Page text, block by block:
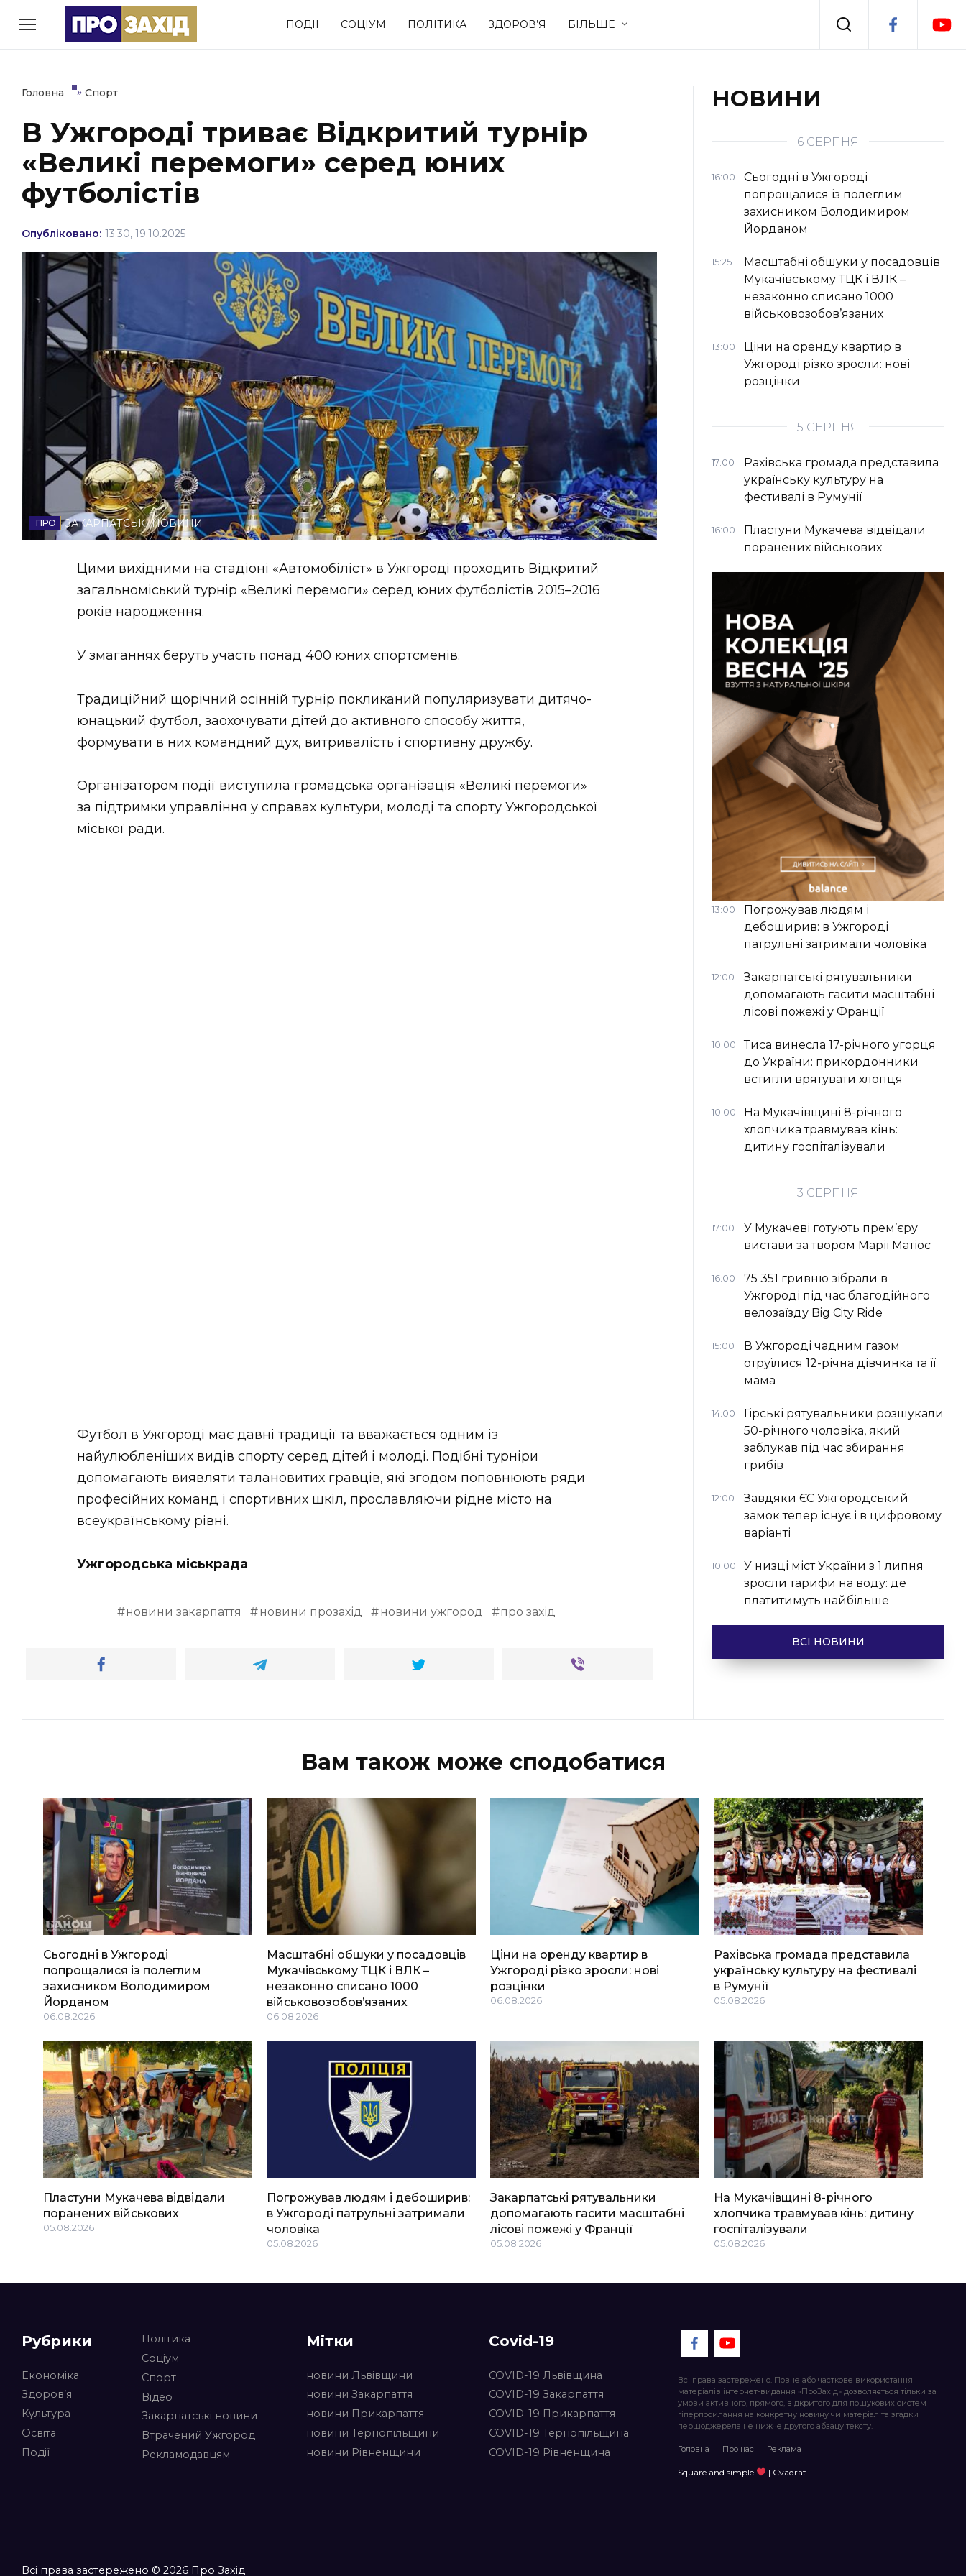
ПОДІЇ СОЦІУМ ПОЛІТИКА ЗДОРОВ’Я БІЛЬШЕ
РУБРИКИ
Економіка Події
Політика Соціум Спорт Стиль життя
Втрачений Ужгород
(відеоверсія)
ЗАКАРПАТСЬКІ НОВИНИ
НОВИНИ ЗАХІДНОЇ УКРАЇНИ
ФОТО
ВІДЕО
Головна » Спорт
В Ужгороді триває Відкритий турнір
«Великі перемоги» серед юних
футболістів
Опубліковано: 13:30, 19.10.2025
ЗАКАРПАТСЬКІ НОВИНИ
Цими вихідними на стадіоні «Автомобіліст» в Ужгороді проходить Відкритий
загальноміський турнір «Великі перемоги» серед юних футболістів 2015–2016
років народження.
У змаганнях беруть участь понад 400 юних спортсменів.
Традиційний щорічний осінній турнір покликаний популяризувати дитячо-
юнацький футбол, заохочувати дітей до активного способу життя,
формувати в них командний дух, витривалість і спортивну дружбу.
Організатором події виступила громадська організація «Великі перемоги»
за підтримки управління у справах культури, молоді та спорту Ужгородської
міської ради.
Футбол в Ужгороді має давні традиції та вважається одним із
найулюбленіших видів спорту серед дітей і молоді. Подібні турніри
допомагають виявляти талановитих гравців, які згодом поповнюють ряди
професійних команд і спортивних шкіл, прославляючи рідне місто на
всеукраїнському рівні.
Ужгородська міськрада
новини закарпаття новини прозахід новини ужгород про захід
НОВИНИ
6 СЕРПНЯ
16:00
Сьогодні в Ужгороді
попрощалися із полеглим
захисником Володимиром
Йорданом
15:25
Масштабні обшуки у посадовців
Мукачівському ТЦК і ВЛК –
незаконно списано 1000
військовозобов’язаних
13:00
Ціни на оренду квартир в
Ужгороді різко зросли: нові
розцінки
5 СЕРПНЯ
17:00
Рахівська громада представила
українську культуру на
фестивалі в Румунії
16:00
Пластуни Мукачева відвідали
поранених військових
13:00
Погрожував людям і
дебоширив: в Ужгороді
патрульні затримали чоловіка
12:00
Закарпатські рятувальники
допомагають гасити масштабні
лісові пожежі у Франції
10:00
Тиса винесла 17-річного угорця
до України: прикордонники
встигли врятувати хлопця
10:00
На Мукачівщині 8-річного
хлопчика травмував кінь:
дитину госпіталізували
3 СЕРПНЯ
17:00
У Мукачеві готують прем’єру
вистави за твором Марії Матіос
16:00
75 351 гривню зібрали в
Ужгороді під час благодійного
велозаїзду Big Сity Ride
15:00
В Ужгороді чадним газом
отруїлися 12-річна дівчинка та її
мама
14:00
Гірські рятувальники розшукали
50-річного чоловіка, який
заблукав під час збирання
грибів
12:00
Завдяки ЄС Ужгородський
замок тепер існує і в цифровому
варіанті
10:00
У низці міст України з 1 липня
зросли тарифи на воду: де
платитимуть найбільше
ВСІ НОВИНИ
Вам також може сподобатися
Сьогодні в Ужгороді
попрощалися із полеглим
захисником Володимиром
Йорданом
06.08.2026
Масштабні обшуки у посадовців
Мукачівському ТЦК і ВЛК –
незаконно списано 1000
військовозобов’язаних
06.08.2026
Ціни на оренду квартир в
Ужгороді різко зросли: нові
розцінки
06.08.2026
Рахівська громада представила
українську культуру на фестивалі
в Румунії
05.08.2026
Пластуни Мукачева відвідали
поранених військових
05.08.2026
Погрожував людям і дебоширив:
в Ужгороді патрульні затримали
чоловіка
05.08.2026
Закарпатські рятувальники
допомагають гасити масштабні
лісові пожежі у Франції
05.08.2026
На Мукачівщині 8-річного
хлопчика травмував кінь: дитину
госпіталізували
05.08.2026
Рубрики
Економіка
Здоров’я
Культура
Освіта
Події
Політика
Соціум
Спорт
Відео
Закарпатські новини
Втрачений Ужгород
Рекламодавцям
Мітки
новини Львівщини
новини Закарпаття
новини Прикарпаття
новини Тернопільщини
новини Рівненщини
Covid-19
COVID-19 Львівщина
COVID-19 Закарпаття
COVID-19 Прикарпаття
COVID-19 Тернопільщина
COVID-19 Рівненщина
Всі права застережено. Повне або часткове використання
матеріалів інтернет-видання «ПроЗахід» дозволяється тільки за
умови активного, прямого, відкритого для пошукових систем
гіперпосилання на конкретну новину чи матеріал та згадки
першоджерела не нижче другого абзацу тексту.
Головна Про нас Реклама
Square and simple | Cvadrat
Всі права застережено © 2026 Про Захід